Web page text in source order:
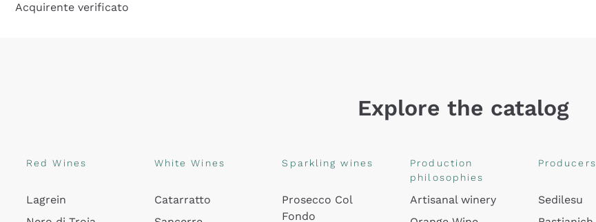
Acquirente verificato
Explore the catalog
Red Wines
Lagrein
White Wines
Catarratto
Sparkling wines
Prosecco Col
Fondo
Production
philosophies
Artisanal winery
Producers
Sedilesu